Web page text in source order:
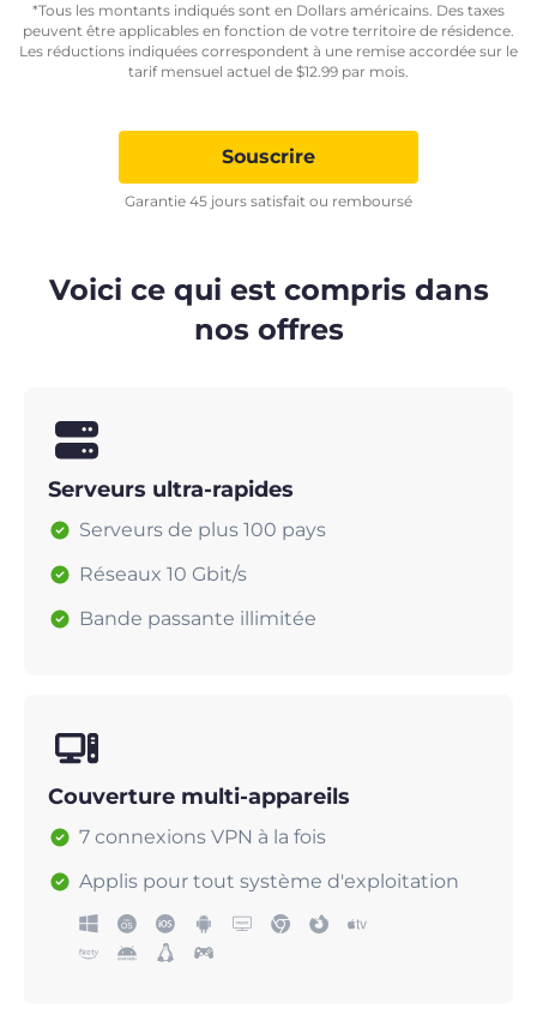
*Tous les montants indiqués sont en Dollars américains. Des taxes
peuvent être applicables en fonction de votre territoire de résidence.
Les réductions indiquées correspondent à une remise accordée sur le
tarif mensuel actuel de $12.99 par mois.
Souscrire
Garantie 45 jours satisfait ou remboursé
Voici ce qui est compris dans
nos offres
Serveurs ultra-rapides
Serveurs de plus 100 pays
Réseaux 10 Gbit/s
Bande passante illimitée
Couverture multi-appareils
7 connexions VPN à la fois
Applis pour tout système d'exploitation